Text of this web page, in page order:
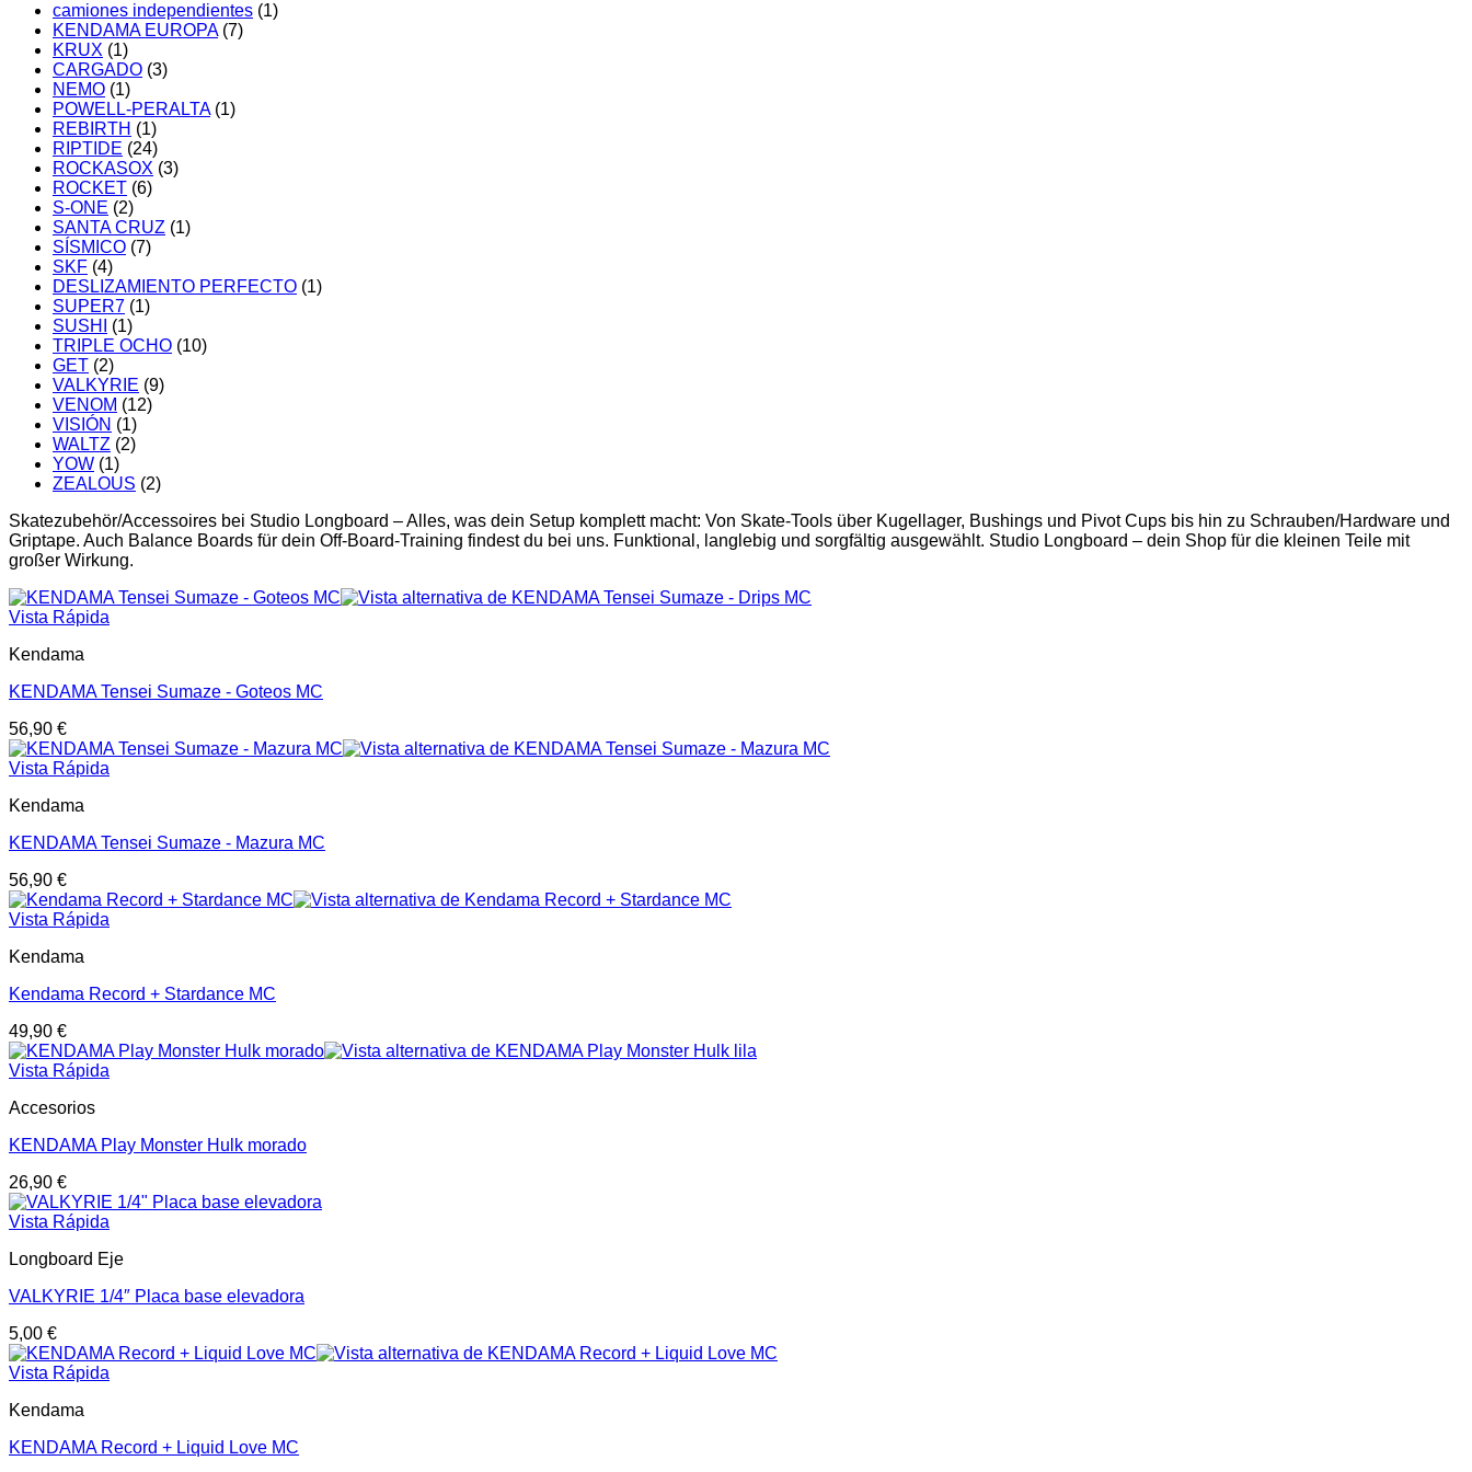
camiones independientes (1)
KENDAMA EUROPA (7)
KRUX (1)
CARGADO (3)
NEMO (1)
POWELL-PERALTA (1)
REBIRTH (1)
RIPTIDE (24)
ROCKASOX (3)
ROCKET (6)
S-ONE (2)
SANTA CRUZ (1)
SÍSMICO (7)
SKF (4)
DESLIZAMIENTO PERFECTO (1)
SUPER7 (1)
SUSHI
(1)
TRIPLE OCHO (10)
GET (2)
VALKYRIE (9)
VENOM (12)
VISIÓN (1)
WALTZ (2)
YOW (1)
ZEALOUS (2)
Skatezubehör/Accessoires bei Studio Longboard – Alles, was dein Setup komplett macht: Von Skate-Tools über Kugellager, Bushings und Pivot Cups bis hin zu Schrauben/Hardware und
Griptape. Auch Balance Boards für dein Off-Board-Training findest du bei uns. Funktional, langlebig und sorgfältig ausgewählt. Studio Longboard – dein Shop für die kleinen Teile mit
großer Wirkung.
Vista Rápida
Kendama
KENDAMA Tensei Sumaze - Goteos MC
56,90 €
Vista Rápida
Kendama
KENDAMA Tensei Sumaze - Mazura MC
56,90 €
Vista Rápida
Kendama
Kendama Record + Stardance MC
49,90 €
Vista Rápida
Accesorios
KENDAMA Play Monster Hulk morado
26,90 €
Vista Rápida
Longboard Eje
VALKYRIE 1/4″ Placa base elevadora
5,00 €
Vista Rápida
Kendama
KENDAMA Record + Liquid Love MC